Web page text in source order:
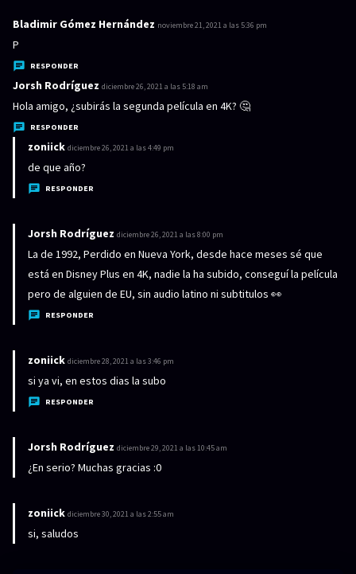
Bladimir Gómez Hernández d
e
:
noviembre 21, 2021 a las 5:36 pm
P
RESPONDER
Jorsh Rodríguez d
i
e
diciembre 26, 2021 a las 5:18 am
Hola amigo, ¿subirás la segunda película en 4K? 🤔
RESPONDER
zoniickd
i
c
diciembre 26, 2021 a las 4:49 pm
de que año?
RESPONDER
Jorsh Rodríguez d
i
c
e
diciembre 26, 2021 a las 8:00 pm
La de 1992, Perdido en Nueva York, desde hace meses sé que
está en Disney Plus en 4K, nadie la ha subido, conseguí la película
pero de alguien de EU, sin audio latino ni subtitulos 👀
RESPONDER
zoniickd
i
c
diciembre 28, 2021 a las 3:46 pm
si ya vi, en estos dias la subo
RESPONDER
Jorsh Rodríguez d
i
diciembre 29, 2021 a las 10:45 am
¿En serio? Muchas gracias :0
zoniickd
i
diciembre 30, 2021 a las 2:55 am
si, saludos